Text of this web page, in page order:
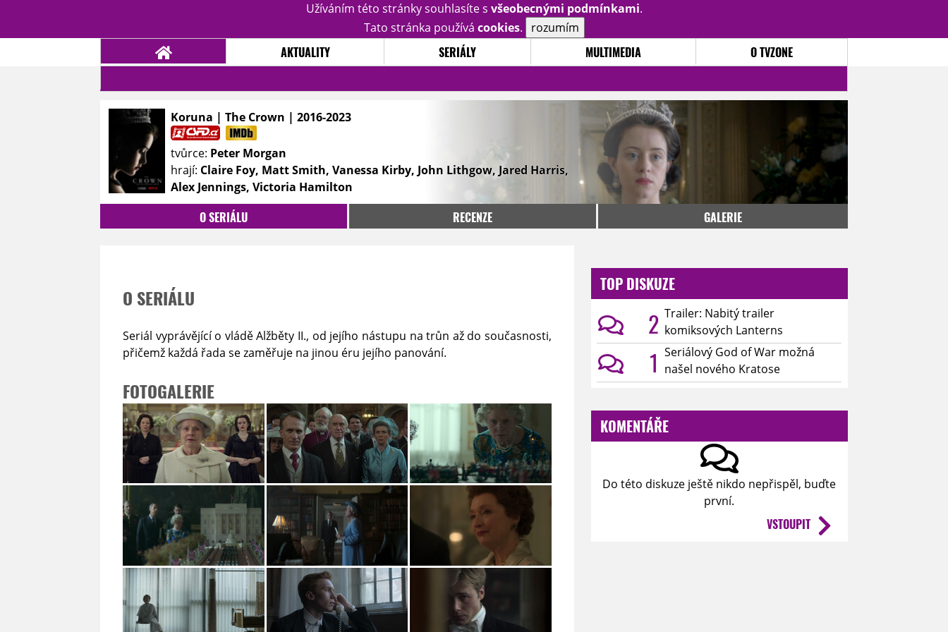
Užíváním této stránky souhlasíte s všeobecnými podmínkami.
Tato stránka používá cookies. rozumím
AKTUALITY SERIÁLY MULTIMEDIA O TVZONE
STATISTIKY
Koruna | The Crown | 2016-2023
tvůrce: Peter Morgan
hrají: Claire Foy, Matt Smith, Vanessa Kirby, John Lithgow, Jared Harris,
Alex Jennings, Victoria Hamilton
O SERIÁLU RECENZE GALERIE
O SERIÁLU
Seriál vyprávějící o vládě Alžběty II., od jejího nástupu na trůn až do současnosti,
přičemž každá řada se zaměřuje na jinou éru jejího panování.
FOTOGALERIE
TOP DISKUZE
2 Trailer: Nabitý trailer
komiksových Lanterns
1 Seriálový God of War možná
našel nového Kratose
KOMENTÁŘE
Do této diskuze ještě nikdo nepřispěl, buďte
první.
VSTOUPIT